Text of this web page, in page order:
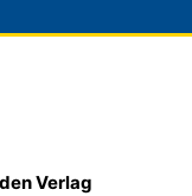
Verlag